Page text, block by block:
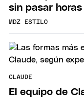
sin pasar
MDZ ESTILO
CLAUDE
El equipo de